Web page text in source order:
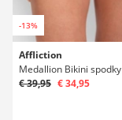
-13%
Affliction
Medallion Bikini spodky
€ 39,95 € 34,95